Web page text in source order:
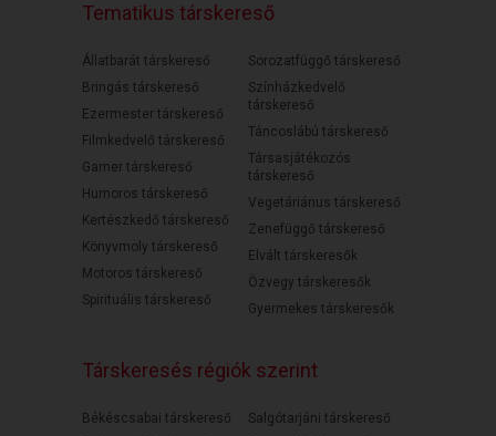
Tematikus társkereső
Állatbarát társkereső
Bringás társkereső
Ezermester társkereső
Filmkedvelő társkereső
Gamer társkereső
Humoros társkereső
Kertészkedő társkereső
Könyvmoly társkereső
Motoros társkereső
Spirituális társkereső
Sorozatfüggő társkereső
Színházkedvelő
társkereső
Táncoslábú társkereső
Társasjátékozós
társkereső
Vegetáriánus társkereső
Zenefüggő társkereső
Elvált társkeresők
Özvegy társkeresők
Gyermekes társkeresők
Társkeresés régiók szerint
Békéscsabai társkereső
Salgótarjáni társkereső